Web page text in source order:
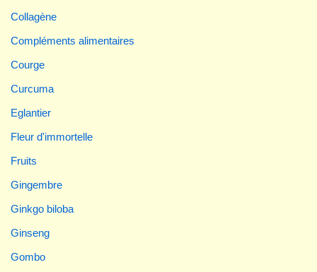
Collagène
Compléments alimentaires
Courge
Curcuma
Eglantier
Fleur d'immortelle
Fruits
Gingembre
Ginkgo biloba
Ginseng
Gombo